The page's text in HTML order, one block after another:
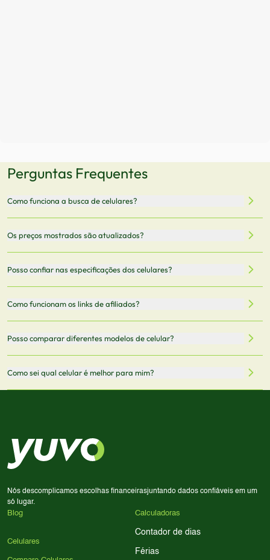
Perguntas Frequentes
Como funciona a busca de celulares?
armazenamento, memória RAM, bateria e conectividade
5G.
Os preços mostrados são atualizados?
vendedor antes de finalizar sua compra.
Posso confiar nas especificações dos celulares?
informações mais recentes de cada modelo.
Como funcionam os links de afiliados?
comissão sem custo adicional para você.
Posso comparar diferentes modelos de celular?
Sim! Você pode selecionar até 3 celulares para comparar
Como sei qual celular é melhor para mim?
processador e bateria são essenciais. Use nossos filtros
para encontrar o celular ideal.
Nós descomplicamos escolhas financeirasjuntando dados confiáveis em um
só lugar.
Blog
Celulares
Calculadoras
Contador de dias
Férias